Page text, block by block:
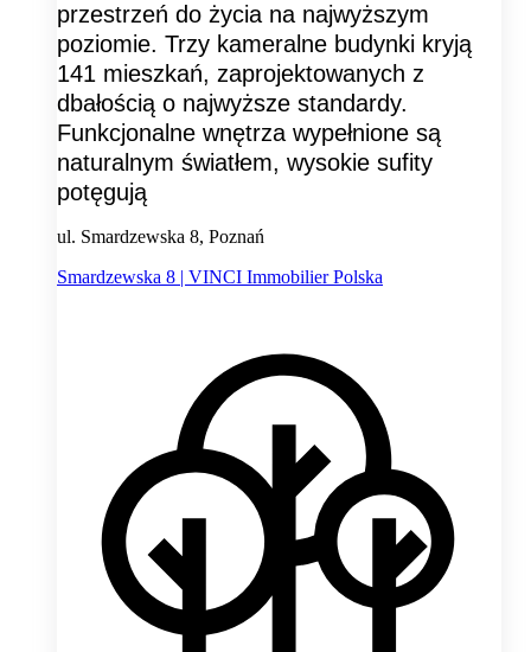
przestrzeń do życia na najwyższym
poziomie. Trzy kameralne budynki kryją
141 mieszkań, zaprojektowanych z
dbałością o najwyższe standardy.
Funkcjonalne wnętrza wypełnione są
naturalnym światłem, wysokie sufity
potęgują
ul. Smardzewska 8, Poznań
Smardzewska 8 | VINCI Immobilier Polska